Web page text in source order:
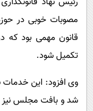
مصوبات خوبی در حوزه
قانون مهمی بود
تکمیل شود.
وی افزود: این خدمات
شد و بافت مجلس نیز